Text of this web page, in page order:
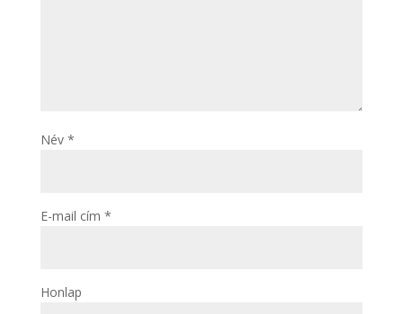
Név *
E-mail cím *
Honlap